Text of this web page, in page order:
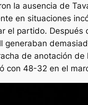
la ausencia de
en situaciones
el partido.
de anotación
con 48-32 en el